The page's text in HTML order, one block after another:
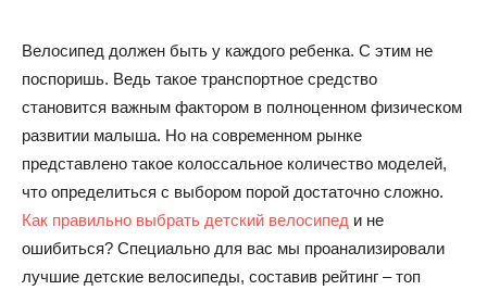
Велосипед должен быть у каждого ребенка. С этим не
поспоришь. Ведь такое транспортное средство
становится важным фактором в полноценном физическом
развитии малыша. Но на современном рынке
представлено такое колоссальное количество моделей,
что определиться с выбором порой достаточно сложно.
Как правильно выбрать детский велосипед и не
ошибиться? Специально для вас мы проанализировали
лучшие детские велосипеды, составив рейтинг – топ